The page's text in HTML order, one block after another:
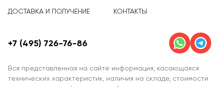
ДОСТАВКА И ПОЛУЧЕНИЕ КОНТАКТЫ
Вся представленная на сайте информация, касающаяся
технических характеристик, наличия на складе, стоимости
+7 (495) 726-76-86